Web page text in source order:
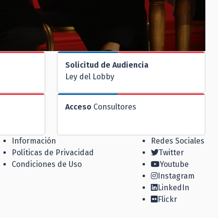
Solicitud de Audiencia
Ley del Lobby
Acceso Consultores
Información
Políticas de Privacidad
Condiciones de Uso
Redes Sociales
Twitter
Youtube
Instagram
LinkedIn
Flickr